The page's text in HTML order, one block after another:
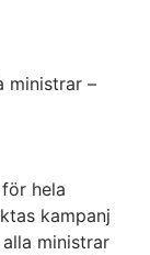
ministrar –
hela
kampanj
ministrar